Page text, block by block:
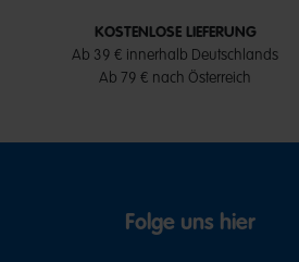
KOSTENLOSE LIEFERUNG
Ab 39 € innerhalb Deutschlands
Ab 79 € nach Österreich
Folge uns hier